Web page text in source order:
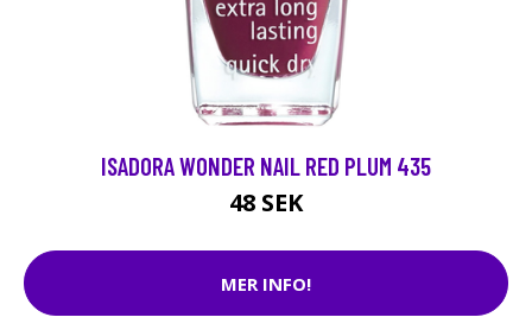
ISADORA WONDER NAIL RED PLUM 435
48 SEK
MER INFO!